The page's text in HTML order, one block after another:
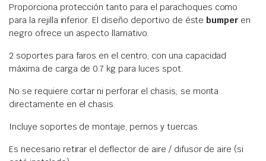
Proporciona protección tanto para el parachoques como
para la rejilla inferior. El diseño deportivo de éstebumper en
negro ofrece un aspecto llamativo.
2 soportes para faros en el centro, con una capacidad
máxima de carga de 0.7 kg para luces spot.
No se requiere cortar ni perforar el chasis; se monta
directamente en el chasis.
Incluye soportes de montaje, pernos y tuercas.
Es necesario retirar el deflector de aire / difusor de aire (si